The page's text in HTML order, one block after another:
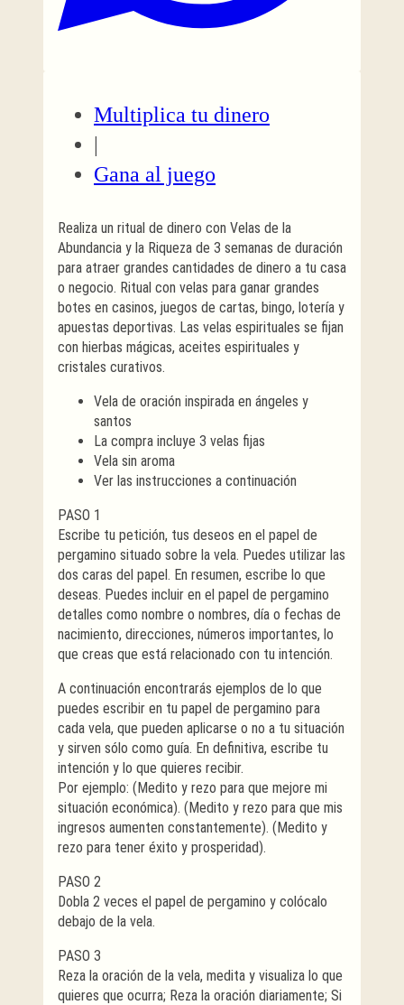
Multiplica tu dinero
|
Gana al juego
Realiza un ritual de dinero con Velas de la
Abundancia y la Riqueza de 3 semanas de duración
para atraer grandes cantidades de dinero a tu casa
o negocio. Ritual con velas para ganar grandes
botes en casinos, juegos de cartas, bingo, lotería y
apuestas deportivas. Las velas espirituales se fijan
con hierbas mágicas, aceites espirituales y
cristales curativos.
Vela de oración inspirada en ángeles y
santos
La compra incluye 3 velas fijas
Vela sin aroma
Ver las instrucciones a continuación
PASO 1
Escribe tu petición, tus deseos en el papel de
pergamino situado sobre la vela. Puedes utilizar las
dos caras del papel. En resumen, escribe lo que
deseas. Puedes incluir en el papel de pergamino
detalles como nombre o nombres, día o fechas de
nacimiento, direcciones, números importantes, lo
que creas que está relacionado con tu intención.
A continuación encontrarás ejemplos de lo que
puedes escribir en tu papel de pergamino para
cada vela, que pueden aplicarse o no a tu situación
y sirven sólo como guía. En definitiva, escribe tu
intención y lo que quieres recibir.
Por ejemplo: (Medito y rezo para que mejore mi
situación económica). (Medito y rezo para que mis
ingresos aumenten constantemente). (Medito y
rezo para tener éxito y prosperidad).
PASO 2
Dobla 2 veces el papel de pergamino y colócalo
debajo de la vela.
PASO 3
Reza la oración de la vela, medita y visualiza lo que
quieres que ocurra; Reza la oración diariamente; Si